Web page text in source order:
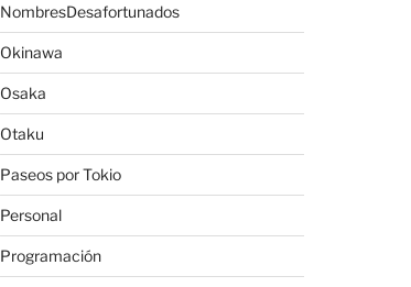
NombresDesafortunados
Okinawa
Osaka
Otaku
Paseos por Tokio
Personal
Programación